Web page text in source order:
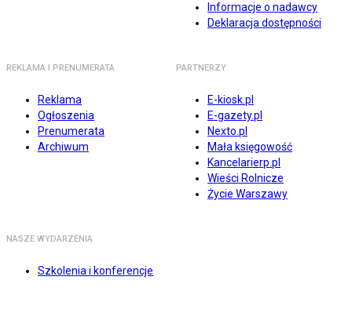
Informacje o nadawcy
Deklaracja dostępności
REKLAMA I PRENUMERATA
Reklama
Ogłoszenia
Prenumerata
Archiwum
PARTNERZY
E-kiosk.pl
E-gazety.pl
Nexto.pl
Mała księgowość
Kancelarierp.pl
Wieści Rolnicze
Życie Warszawy
NASZE WYDARZENIA
Szkolenia i konferencje